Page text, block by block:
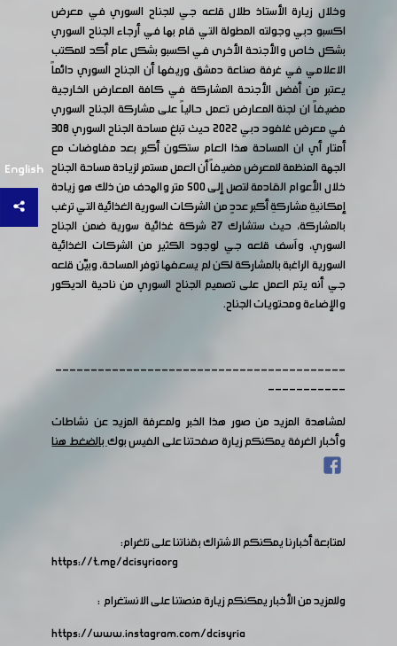
English
وخلال زيارة الأستاذ طلال قلعه جي للجناح السوري في معرض
اكسبو دبي وجولته المطولة التي قام بها في أرجاء الجناح السوري
بشكل خاص والأجنحة الأخرى في اكسبو بشكل عام أكد للمكتب
الاعلامي في غرفة صناعة دمشق وريفها أن الجناح السوري دائماً
يعتبر من أفضل الأجنحة المشاركة في كافة المعارض الخارجية
مضيفاً ان لجنة المعارض تعمل حالياً على مشاركة الجناح السوري
في معرض غلفود دبي 2022 حيث تبلغ مساحة الجناح السوري 308
أمتار أي ان المساحة هذا العام ستكون أكبر بعد مفاوضات مع
الجهة المنظمة للمعرض مضيفاً أن العمل مستمر لزيادة مساحة الجناح
خلال الأعوام القادمة لتصل إلى 500 متر والهدف من ذلك هو زيادة
إمكانيةِ مشاركةِ أكبر عددٍ من الشركات السورية الغذائية التي ترغب
بالمشاركة، حيث ستشارك 27 شركة غذائية سورية ضمن الجناح
السوري، وآسف قلعه جي لوجود الكثير من الشركات الغذائية
السورية الراغبة بالمشاركة لكن لم يسعفها توفر المساحة، وبيّن قلعه
جي أنه يتم العمل على تصميم الجناح السوري من ناحية الديكور
والإضاءة ومحتويات الجناح.
-----------------------------------------
-----------
لمشاهدة المزيد من صور هذا الخبر ولمعرفة المزيد عن نشاطات
وأخبار الغرفة يمكنكم زيارة صفحتنا على الفيس بوكبالضغط هنا
لمتابعة أخبارنا يمكنكم الاشتراك بقناتنا على تلغرام:
https://t.me/dcisyriaorg
وللمزيد من الأخبار يمكنكم زيارة منصتنا على الانستغرام :
https://www.instagram.com/dcisyria​